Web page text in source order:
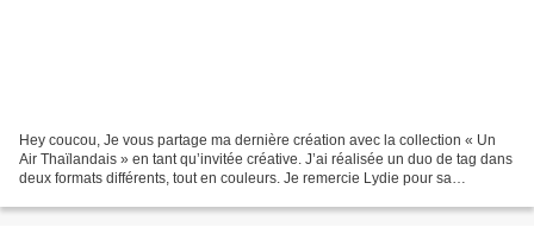
Hey coucou, Je vous partage ma dernière création avec la collection « Un
Air Thaïlandais » en tant qu’invitée créative. J’ai réalisée un duo de tag dans
deux formats différents, tout en couleurs. Je remercie Lydie pour sa